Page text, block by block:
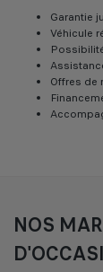
Garantie
Véhicule
Offres de
NOS